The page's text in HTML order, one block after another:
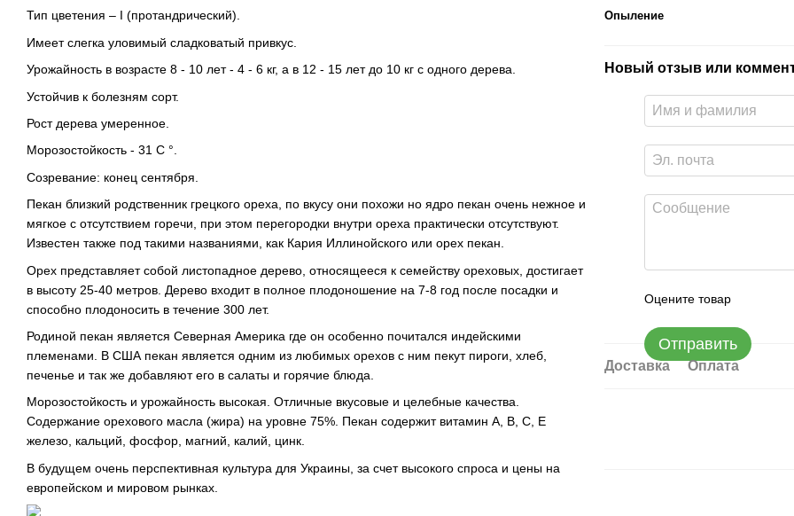
Тип цветения – I (протандрический).
Имеет слегка уловимый сладковатый привкус.
Урожайность в возрасте 8 - 10 лет - 4 - 6 кг, а в 12 - 15 лет до 10 кг с одного дерева.
Устойчив к болезням сорт.
Рост дерева умеренное.
Морозостойкость - 31 С °.
Созревание: конец сентября.
Пекан близкий родственник грецкого ореха, по вкусу они похожи но ядро ​​пекан очень нежное и
мягкое с отсутствием горечи, при этом перегородки внутри ореха практически отсутствуют.
Известен также под такими названиями, как Кария Иллинойского или орех пекан.
Орех представляет собой листопадное дерево, относящееся к семейству ореховых, достигает
в высоту 25-40 метров. Дерево входит в полное плодоношение на 7-8 год после посадки и
способно плодоносить в течение 300 лет.
Родиной пекан является Северная Америка где он особенно почитался индейскими
племенами. В США пекан является одним из любимых орехов с ним пекут пироги, хлеб,
печенье и так же добавляют его в салаты и горячие блюда.
Морозостойкость и урожайность высокая. Отличные вкусовые и целебные качества.
Содержание орехового масла (жира) на уровне 75%. Пекан содержит витамин A, B, C, E
железо, кальций, фосфор, магний, калий, цинк.
В будущем очень перспективная культура для Украины, за счет высокого спроса и цены на
европейском и мировом рынках.
Опыление
Новый отзыв или
Оцените товар
Отправить
Доставка Оплата